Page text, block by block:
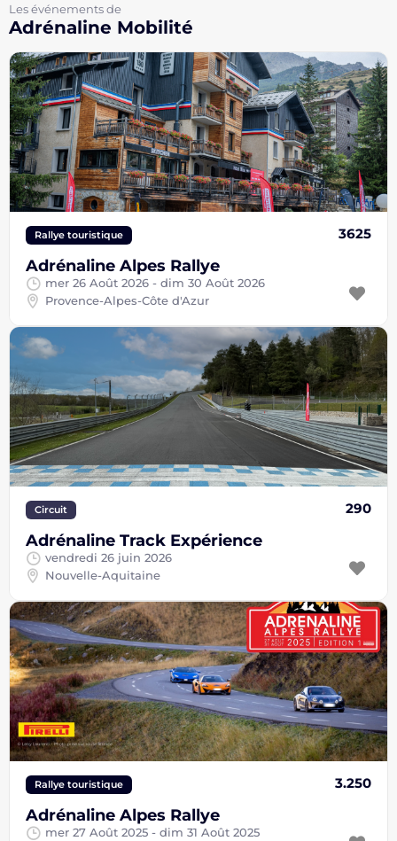
Les événements de
Adrénaline Mobilité
Rallye touristique
Adrénaline Alpes Rallye
mer 26 Août 2026 - dim 30 Août 2026
Provence-Alpes-Côte d'Azur
3625
Circuit
Adrénaline Track Expérience
vendredi 26 juin 2026
Nouvelle-Aquitaine
290
Rallye touristique
Adrénaline Alpes Rallye
mer 27 Août 2025 - dim 31 Août 2025
3.250